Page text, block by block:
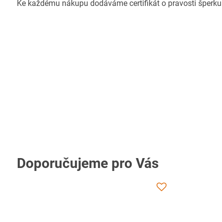
Ke každému nákupu dodáváme certifikát o pravosti
Doporučujeme pro Vás